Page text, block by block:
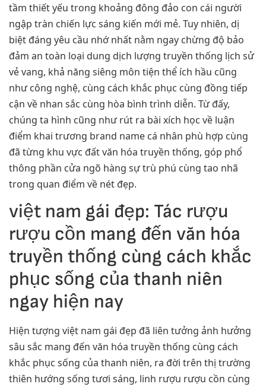
tầm thiết yếu trong khoảng đông đảo con cái người
ngập tràn chiến lực sáng kiến mới mẻ. Tuy nhiên, dị
biệt đáng yêu cầu nhớ nhất nằm ngay chừng độ bảo
đảm an toàn loại dung dịch lượng truyền thống lịch sử
vẻ vang, khả năng siêng môn tiện thể ích hầu cũng
như công nghệ, cùng cách khắc phục cùng đồng tiếp
cận về nhan sắc cùng hòa bình trình diễn. Từ đấy,
chúng ta hình cũng như rút ra bài xích học về luận
điểm khai trương brand name cá nhân phù hợp cùng
đã từng khu vực đất văn hóa truyền thống, góp phổ
thông phần cửa ngõ hàng sự trù phú cùng tao nhã
trong quan điểm về nét đẹp.
việt nam gái đẹp: Tác rượu
rượu cồn mang đến văn hóa
truyền thống cùng cách khắc
phục sống của thanh niên
ngay hiện nay
Hiện tượng việt nam gái đẹp đã liên tưởng ảnh hưởng
sâu sắc mang đến văn hóa truyền thống cùng cách
khắc phục sống của thanh niên, ra đời trên thị trường
thiên hướng sống tươi sáng, linh rượu rượu cồn cùng